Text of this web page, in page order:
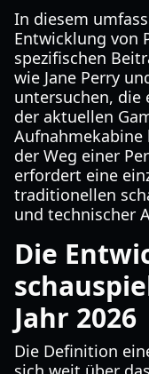
In diesem
Entwicklung von
spezifischen
wie Jane Perry
untersuchen, die
der aktuellen
Aufnahmekabine
der Weg einer
erfordert eine
traditionellen
und technischer
Die
Jahr 2026
Die Definition